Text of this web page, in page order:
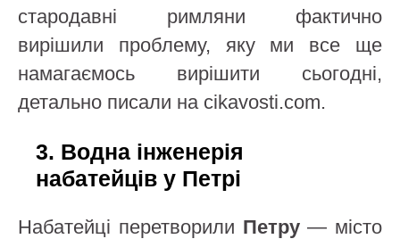
стародавні римляни фактично
вирішили проблему, яку ми все ще
намагаємось вирішити сьогодні,
детально писали на cikavosti.com.
3. Водна інженерія
набатейців у Петрі
Набатейці перетворили Петру— місто